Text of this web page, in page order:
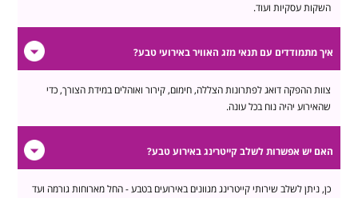
השקות עסקיות ועוד.
איך מתמודדים עם תנאי מזג האוויר באירועי טבע?
צוות ההפקה דואג לפתרונות הצללה, חימום, קירור ואוהלים במידת הצורך, כדי
שהאירוע יהיה נוח בכל עונה.
האם יש אפשרות לשלב קייטרינג באירוע טבע?
כן, ניתן לשלב שירותי קייטרינג מגוונים באירועים בטבע - החל מארוחות גורמה ועד